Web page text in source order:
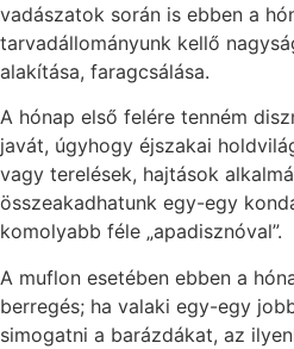
vadászatok során is ebben a
tarvadállományunk kellő
alakítása, faragcsálása.
A hónap első felére tenném
javát, úgyhogy éjszakai
vagy terelések, hajtások
összeakadhatunk egy-egy
komolyabb féle „apadisznóval”.
A muflon esetében ebben a
berregés; ha valaki egy-egy
simogatni a barázdákat, az